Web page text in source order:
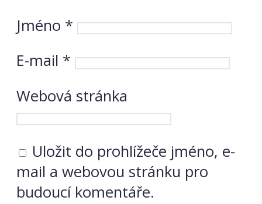
Jméno *
E-mail *
Webová stránka
Uložit do prohlížeče jméno, e-
mail a webovou stránku pro
budoucí komentáře.